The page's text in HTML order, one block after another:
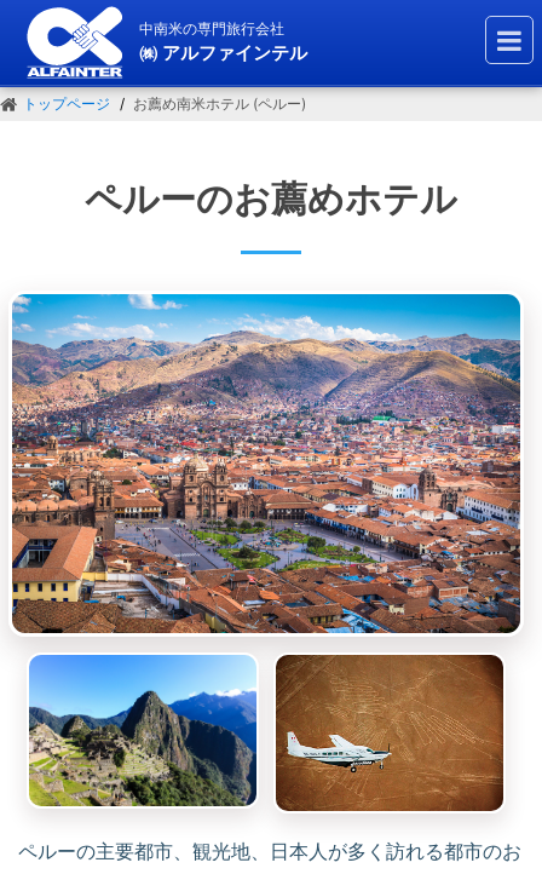
中南米の専門旅行会社
㈱ アルファインテル
トップページ お薦め南米ホテル (ペルー)
ペルーのお薦めホテル
ペルーの主要都市、観光地、日本人が多く訪れる都市のお